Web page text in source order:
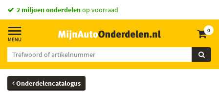
2 miljoen onderdelenop voorraad
0
Onderdelencatalogus